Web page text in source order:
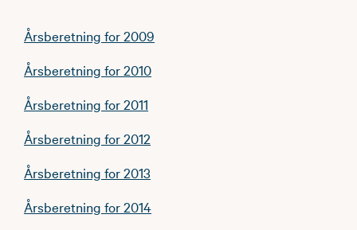
Årsberetning for 2009
Årsberetning for 2010
Årsberetning for 2011
Årsberetning for 2012
Årsberetning for 2013
Årsberetning for 2014